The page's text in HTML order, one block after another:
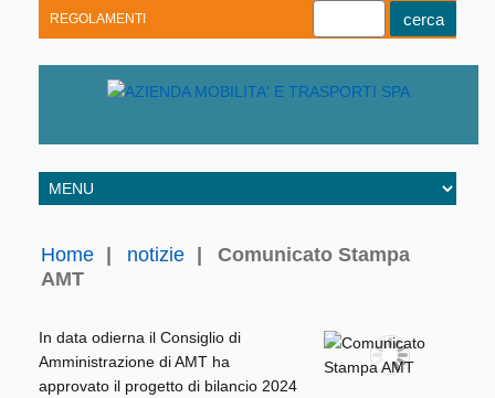
REGOLAMENTI
Home notizie
Comunicato Stampa
AMT
In data odierna il Consiglio di
Amministrazione di AMT ha
approvato il progetto di bilancio 2024